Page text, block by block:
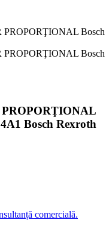
Bosch Rexroth
comercială.